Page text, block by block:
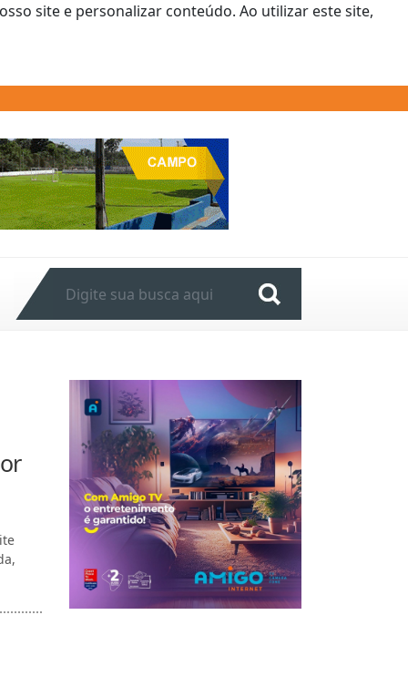
site e personalizar conteúdo. Ao utilizar este site,